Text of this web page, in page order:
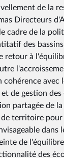
de la
Directeurs
cadre de la
des
à
avec
de gestion
partagée de
territoire pour
dans
de
des